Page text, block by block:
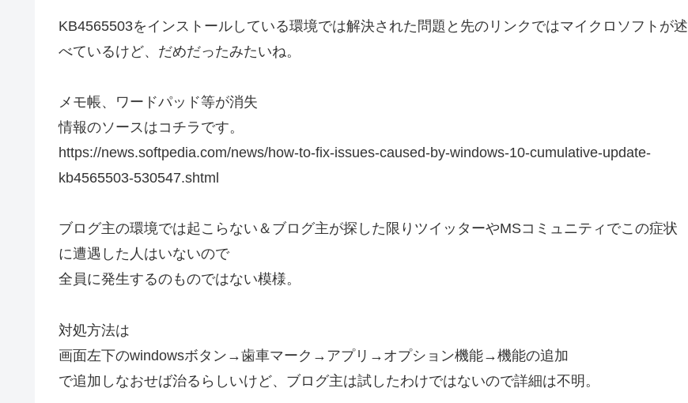
KB4565503をインストールしている環境では解決された問題と先のリンクではマイクロソフトが述
べているけど、だめだったみたいね。
メモ帳、ワードパッド等が消失
情報のソースはコチラです。
https://news.softpedia.com/news/how-to-fix-issues-caused-by-windows-10-cumulative-update-
kb4565503-530547.shtml
ブログ主の環境では起こらない＆ブログ主が探した限りツイッターやMSコミュニティでこの症状
に遭遇した人はいないので
全員に発生するのものではない模様。
対処方法は
画面左下のwindowsボタン→歯車マーク→アプリ→オプション機能→機能の追加
で追加しなおせば治るらしいけど、ブログ主は試したわけではないので詳細は不明。